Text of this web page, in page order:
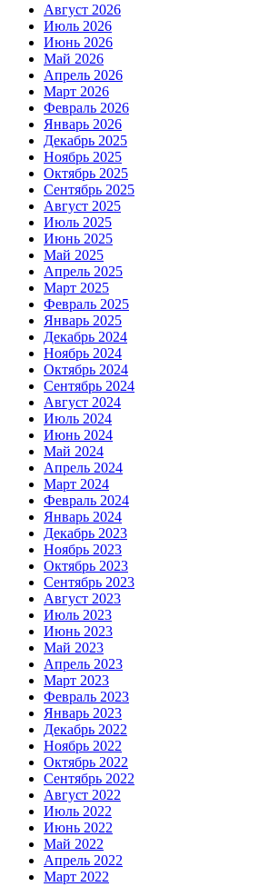
Август 2026
Июль 2026
Июнь 2026
Май 2026
Апрель 2026
Март 2026
Февраль 2026
Январь 2026
Декабрь 2025
Ноябрь 2025
Октябрь 2025
Сентябрь 2025
Август 2025
Июль 2025
Июнь 2025
Май 2025
Апрель 2025
Март 2025
Февраль 2025
Январь 2025
Декабрь 2024
Ноябрь 2024
Октябрь 2024
Сентябрь 2024
Август 2024
Июль 2024
Июнь 2024
Май 2024
Апрель 2024
Март 2024
Февраль 2024
Январь 2024
Декабрь 2023
Ноябрь 2023
Октябрь 2023
Сентябрь 2023
Август 2023
Июль 2023
Июнь 2023
Май 2023
Апрель 2023
Март 2023
Февраль 2023
Январь 2023
Декабрь 2022
Ноябрь 2022
Октябрь 2022
Сентябрь 2022
Август 2022
Июль 2022
Июнь 2022
Май 2022
Апрель 2022
Март 2022